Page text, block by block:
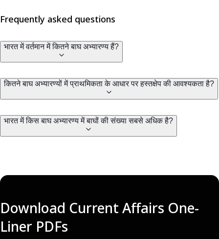
Frequently asked questions
भारत में वर्तमान में कितने बाघ अभ्यारण्य हैं?
कितने बाघ अभ्यारण्यों में प्राथमिकता के आधार पर हस्तक्षेप की आवश्यकता है?
भारत में किस बाघ अभ्यारण्य में बाघों की संख्या सबसे अधिक है?
Download Current Affairs One-
Liner PDFs